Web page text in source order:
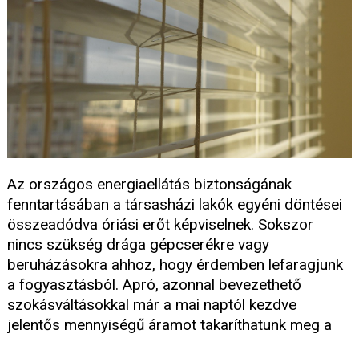
Az országos energiaellátás biztonságának
fenntartásában a társasházi lakók egyéni döntései
összeadódva óriási erőt képviselnek. Sokszor
nincs szükség drága gépcserékre vagy
beruházásokra ahhoz, hogy érdemben lefaragjunk
a fogyasztásból. Apró, azonnal bevezethető
szokásváltásokkal már a mai naptól kezdve
jelentős mennyiségű áramot takaríthatunk meg a